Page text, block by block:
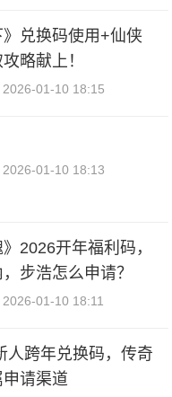
》兑换码使用+仙侠
略献上！
2026-01-10 18:15
2026-01-10 18:13
》2026开年福利码，
步浩怎么申请？
2026-01-10 18:11
人跨年兑换码，传奇
请渠道